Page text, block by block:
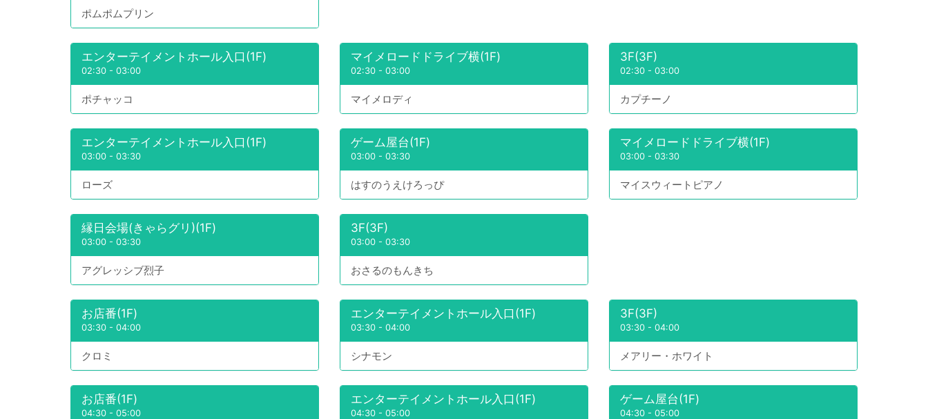
ポムポムプリン
エンターテイメントホール入口(1F)
02:30 - 03:00
ポチャッコ
マイメロードドライブ横(1F)
02:30- 03:00
マイメロディ
3F(3F)
02:30- 03:00
カプチーノ
エンターテイメントホール入口(1F)
03:00 - 03:30
ローズ
ゲーム屋台(1F)
03:00- 03:30
はすのうえけろっぴ
マイメロードドライブ横(1F)
03:00- 03:30
マイスウィートピアノ
縁日会場(きゃらグリ)(1F)
03:00 - 03:30
アグレッシブ烈子
3F(3F)
03:00- 03:30
おさるのもんきち
お店番(1F)
03:30 - 04:00
クロミ
エンターテイメントホール入口(1F)
03:30- 04:00
シナモン
3F(3F)
03:30- 04:00
メアリー・ホワイト
お店番(1F)
04:30 - 05:00
エンターテイメントホール入口(1F)
04:30- 05:00
ゲーム屋台(1F)
04:30- 05:00